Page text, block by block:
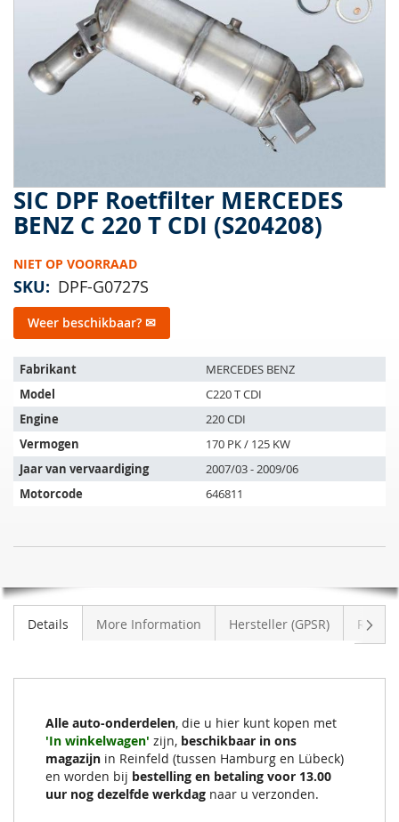
SIC DPF Roetfilter MERCEDES
BENZ C 220 T CDI (S204208)
NIET OP VOORRAAD
SKU DPF-G0727S
Weer beschikbaar? ✉
Het
artikel
past
op
de
volgende
voertuigen:
Fabrikant
MERCEDES BENZ
Model
C220 T CDI
Engine
220 CDI
Vermogen
170 PK / 125 KW
Jaar van vervaardiging
2007/03 - 2009/06
Motorcode
646811
Roetfilter
MERCEDES
BENZ
(S204208)
VOORRAAD
afbeeldingen-
gallerij
Ga
naar
het
van
de
gallerij
Details More Information Hersteller (GPSR)
Alle auto-onderdelen, die u hier kunt kopen met
'In winkelwagen' zijn, beschikbaar in ons
magazijn in Reinfeld (tussen Hamburg en Lübeck)
en worden bij bestelling en betaling voor 13.00
uur nog dezelfde werkdag naar u verzonden.